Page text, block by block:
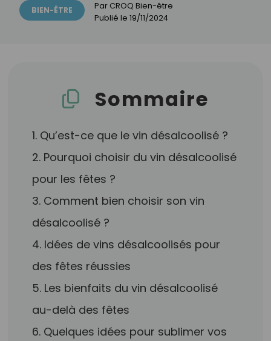
BIEN-ÊTRE Par CROQ Bien-être
Publié le 19/11/2024
Sommaire
1. Qu’est-ce que le vin désalcoolisé ?
2. Pourquoi choisir du vin désalcoolisé
pour les fêtes ?
3. Comment bien choisir son vin
désalcoolisé ?
4. Idées de vins désalcoolisés pour
des fêtes réussies
5. Les bienfaits du vin désalcoolisé
au-delà des fêtes
6. Quelques idées pour sublimer vos